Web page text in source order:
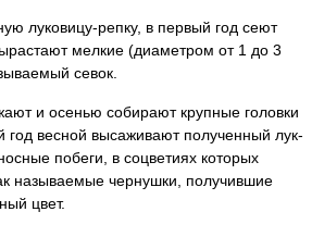
луковицу-репку, в первый год сеют
мелкие (диаметром от 1 до 3
севок.
и осенью собирают крупные головки
год весной высаживают полученный лук-
побеги, в соцветиях которых
называемые чернушки, получившие
цвет.